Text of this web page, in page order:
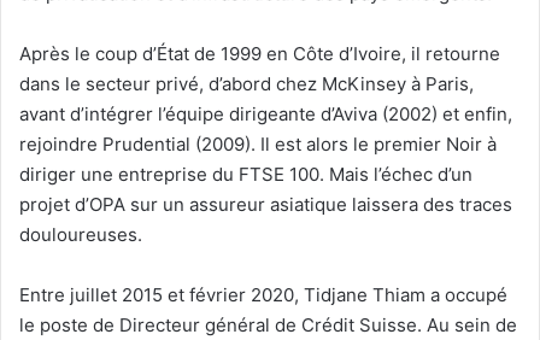
Après le coup d’État de 1999 en Côte d’Ivoire, il retourne
dans le secteur privé, d’abord chez McKinsey à Paris,
avant d’intégrer l’équipe dirigeante d’Aviva (2002) et enfin,
rejoindre Prudential (2009). Il est alors le premier Noir à
diriger une entreprise du FTSE 100. Mais l’échec d’un
projet d’OPA sur un assureur asiatique laissera des traces
douloureuses.
Entre juillet 2015 et février 2020, Tidjane Thiam a occupé
le poste de Directeur général de Crédit Suisse. Au sein de